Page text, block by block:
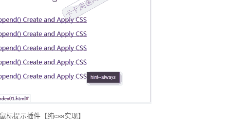
鼠标提示插件【纯css实现】